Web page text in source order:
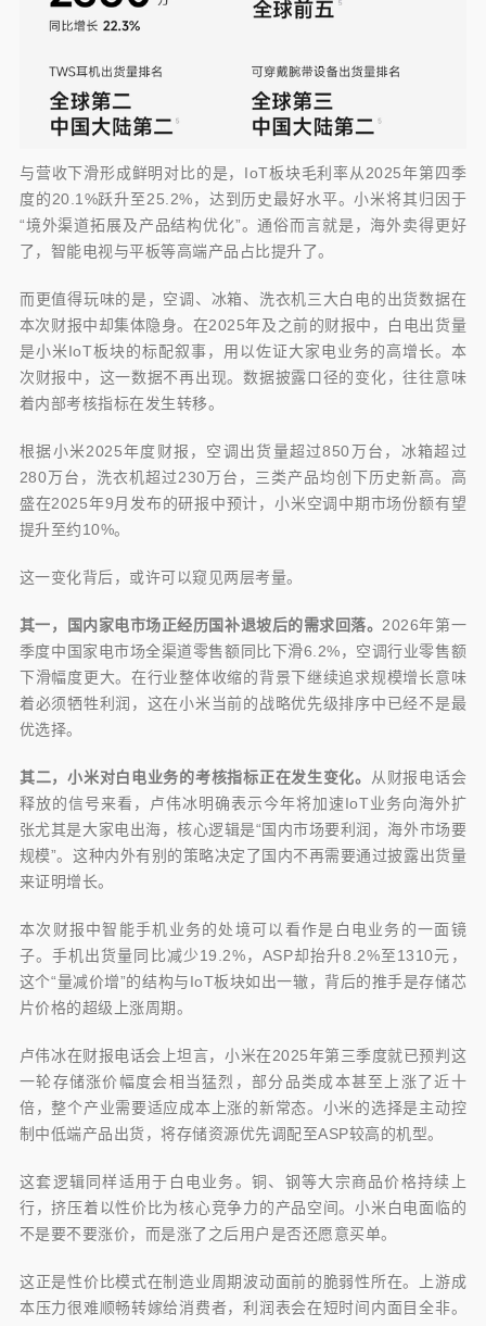
与营收下滑形成鲜明对比的是，IoT板块毛利率从2025年第四季
度的20.1%跃升至25.2%，达到历史最好水平。小米将其归因于
“境外渠道拓展及产品结构优化”。通俗而言就是，海外卖得更好
了，智能电视与平板等高端产品占比提升了。
而更值得玩味的是，空调、冰箱、洗衣机三大白电的出货数据在
本次财报中却集体隐身。在2025年及之前的财报中，白电出货量
是小米IoT板块的标配叙事，用以佐证大家电业务的高增长。本
次财报中，这一数据不再出现。数据披露口径的变化，往往意味
着内部考核指标在发生转移。
根据小米2025年度财报，空调出货量超过850万台，冰箱超过
280万台，洗衣机超过230万台，三类产品均创下历史新高。高
盛在2025年9月发布的研报中预计，小米空调中期市场份额有望
提升至约10%。
这一变化背后，或许可以窥见两层考量。
其一，国内家电市场正经历国补退坡后的需求回落。 2026年第一
季度中国家电市场全渠道零售额同比下滑6.2%，空调行业零售额
下滑幅度更大。在行业整体收缩的背景下继续追求规模增长意味
着必须牺牲利润，这在小米当前的战略优先级排序中已经不是最
优选择。
其二，小米对白电业务的考核指标正在发生变化。
从财报电话会
释放的信号来看，卢伟冰明确表示今年将加速IoT业务向海外扩
张尤其是大家电出海，核心逻辑是“国内市场要利润，海外市场要
规模”。这种内外有别的策略决定了国内不再需要通过披露出货量
来证明增长。
本次财报中智能手机业务的处境可以看作是白电业务的一面镜
子。手机出货量同比减少19.2%，ASP却抬升8.2%至1310元，
这个“量减价增”的结构与IoT板块如出一辙，背后的推手是存储芯
片价格的超级上涨周期。
卢伟冰在财报电话会上坦言，小米在2025年第三季度就已预判这
一轮存储涨价幅度会相当猛烈，部分品类成本甚至上涨了近十
倍，整个产业需要适应成本上涨的新常态。小米的选择是主动控
制中低端产品出货，将存储资源优先调配至ASP较高的机型。
这套逻辑同样适用于白电业务。铜、钢等大宗商品价格持续上
行，挤压着以性价比为核心竞争力的产品空间。小米白电面临的
不是要不要涨价，而是涨了之后用户是否还愿意买单。
这正是性价比模式在制造业周期波动面前的脆弱性所在。上游成
本压力很难顺畅转嫁给消费者，利润表会在短时间内面目全非。